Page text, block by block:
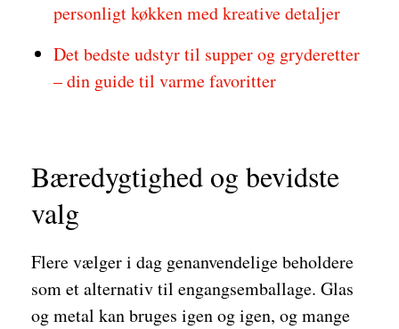
personligt køkken med kreative detaljer
Det bedste udstyr til supper og gryderetter
– din guide til varme favoritter
Bæredygtighed og bevidste
valg
Flere vælger i dag genanvendelige beholdere
som et alternativ til engangsemballage. Glas
og metal kan bruges igen og igen, og mange